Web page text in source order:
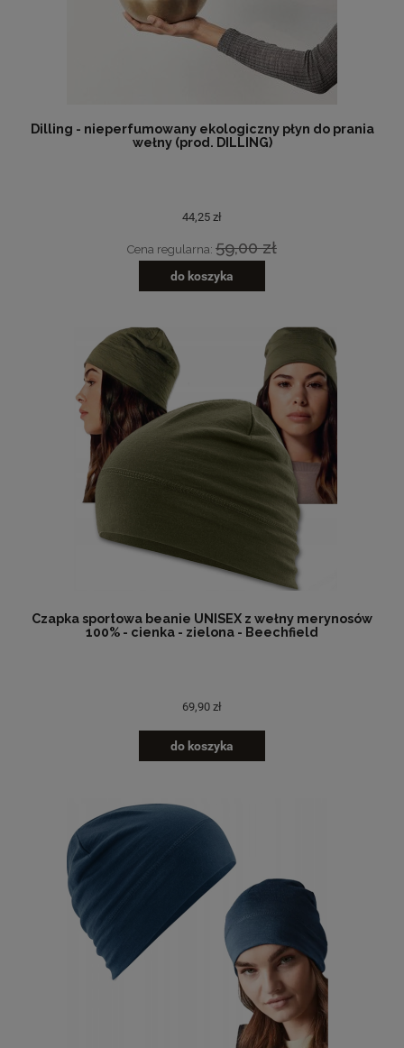
Dilling - nieperfumowany ekologiczny płyn do prania
wełny (prod. DILLING)
44,25 zł
Cena regularna: 59,00 zł
do koszyka
Czapka sportowa beanie UNISEX z wełny merynosów
100% - cienka - zielona - Beechfield
69,90 zł
do koszyka